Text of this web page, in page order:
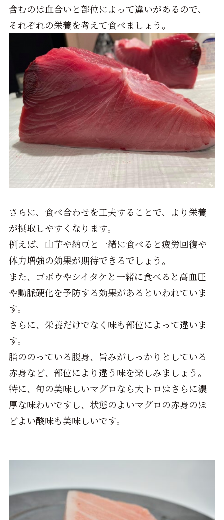
含むのは血合いと部位によって違いがあるので、
それぞれの栄養を考えて食べましょう。
さらに、食べ合わせを工夫することで、より栄養
が摂取しやすくなります。
例えば、山芋や納豆と一緒に食べると疲労回復や
体力増強の効果が期待できるでしょう。
また、ゴボウやシイタケと一緒に食べると高血圧
や動脈硬化を予防する効果があるといわれていま
す。
さらに、栄養だけでなく味も部位によって違いま
す。
脂ののっている腹身、旨みがしっかりとしている
赤身など、部位により違う味を楽しみましょう。
特に、旬の美味しいマグロなら大トロはさらに濃
厚な味わいですし、状態のよいマグロの赤身のほ
どよい酸味も美味しいです。